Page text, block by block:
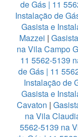
de Gás | 11
Instalação de
Gasista e
Mazzei |
na Vila Campo
11 5562-5139
de Gás | 11
Instalação de
Gasista e
Cavaton |
na Vila
5562-5139 na